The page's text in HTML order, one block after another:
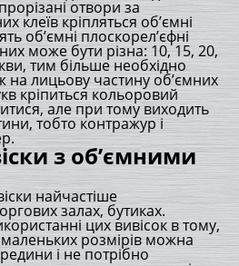
отвори за
клеїв кріпляться об’ємні
об’ємні плоскорел’єфні
може бути різна: 10, 15, 20,
тим більше необхідно
на лицьову частину об’ємних
кріпиться кольоровий
але при тому виходить
тобто контражур і
з об’ємними
найчастіше
залах, бутиках.
цих вивісок в тому,
розмірів можна
і не потрібно